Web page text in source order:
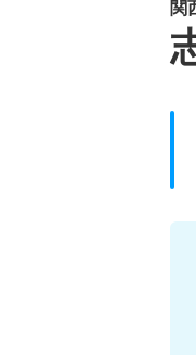
関